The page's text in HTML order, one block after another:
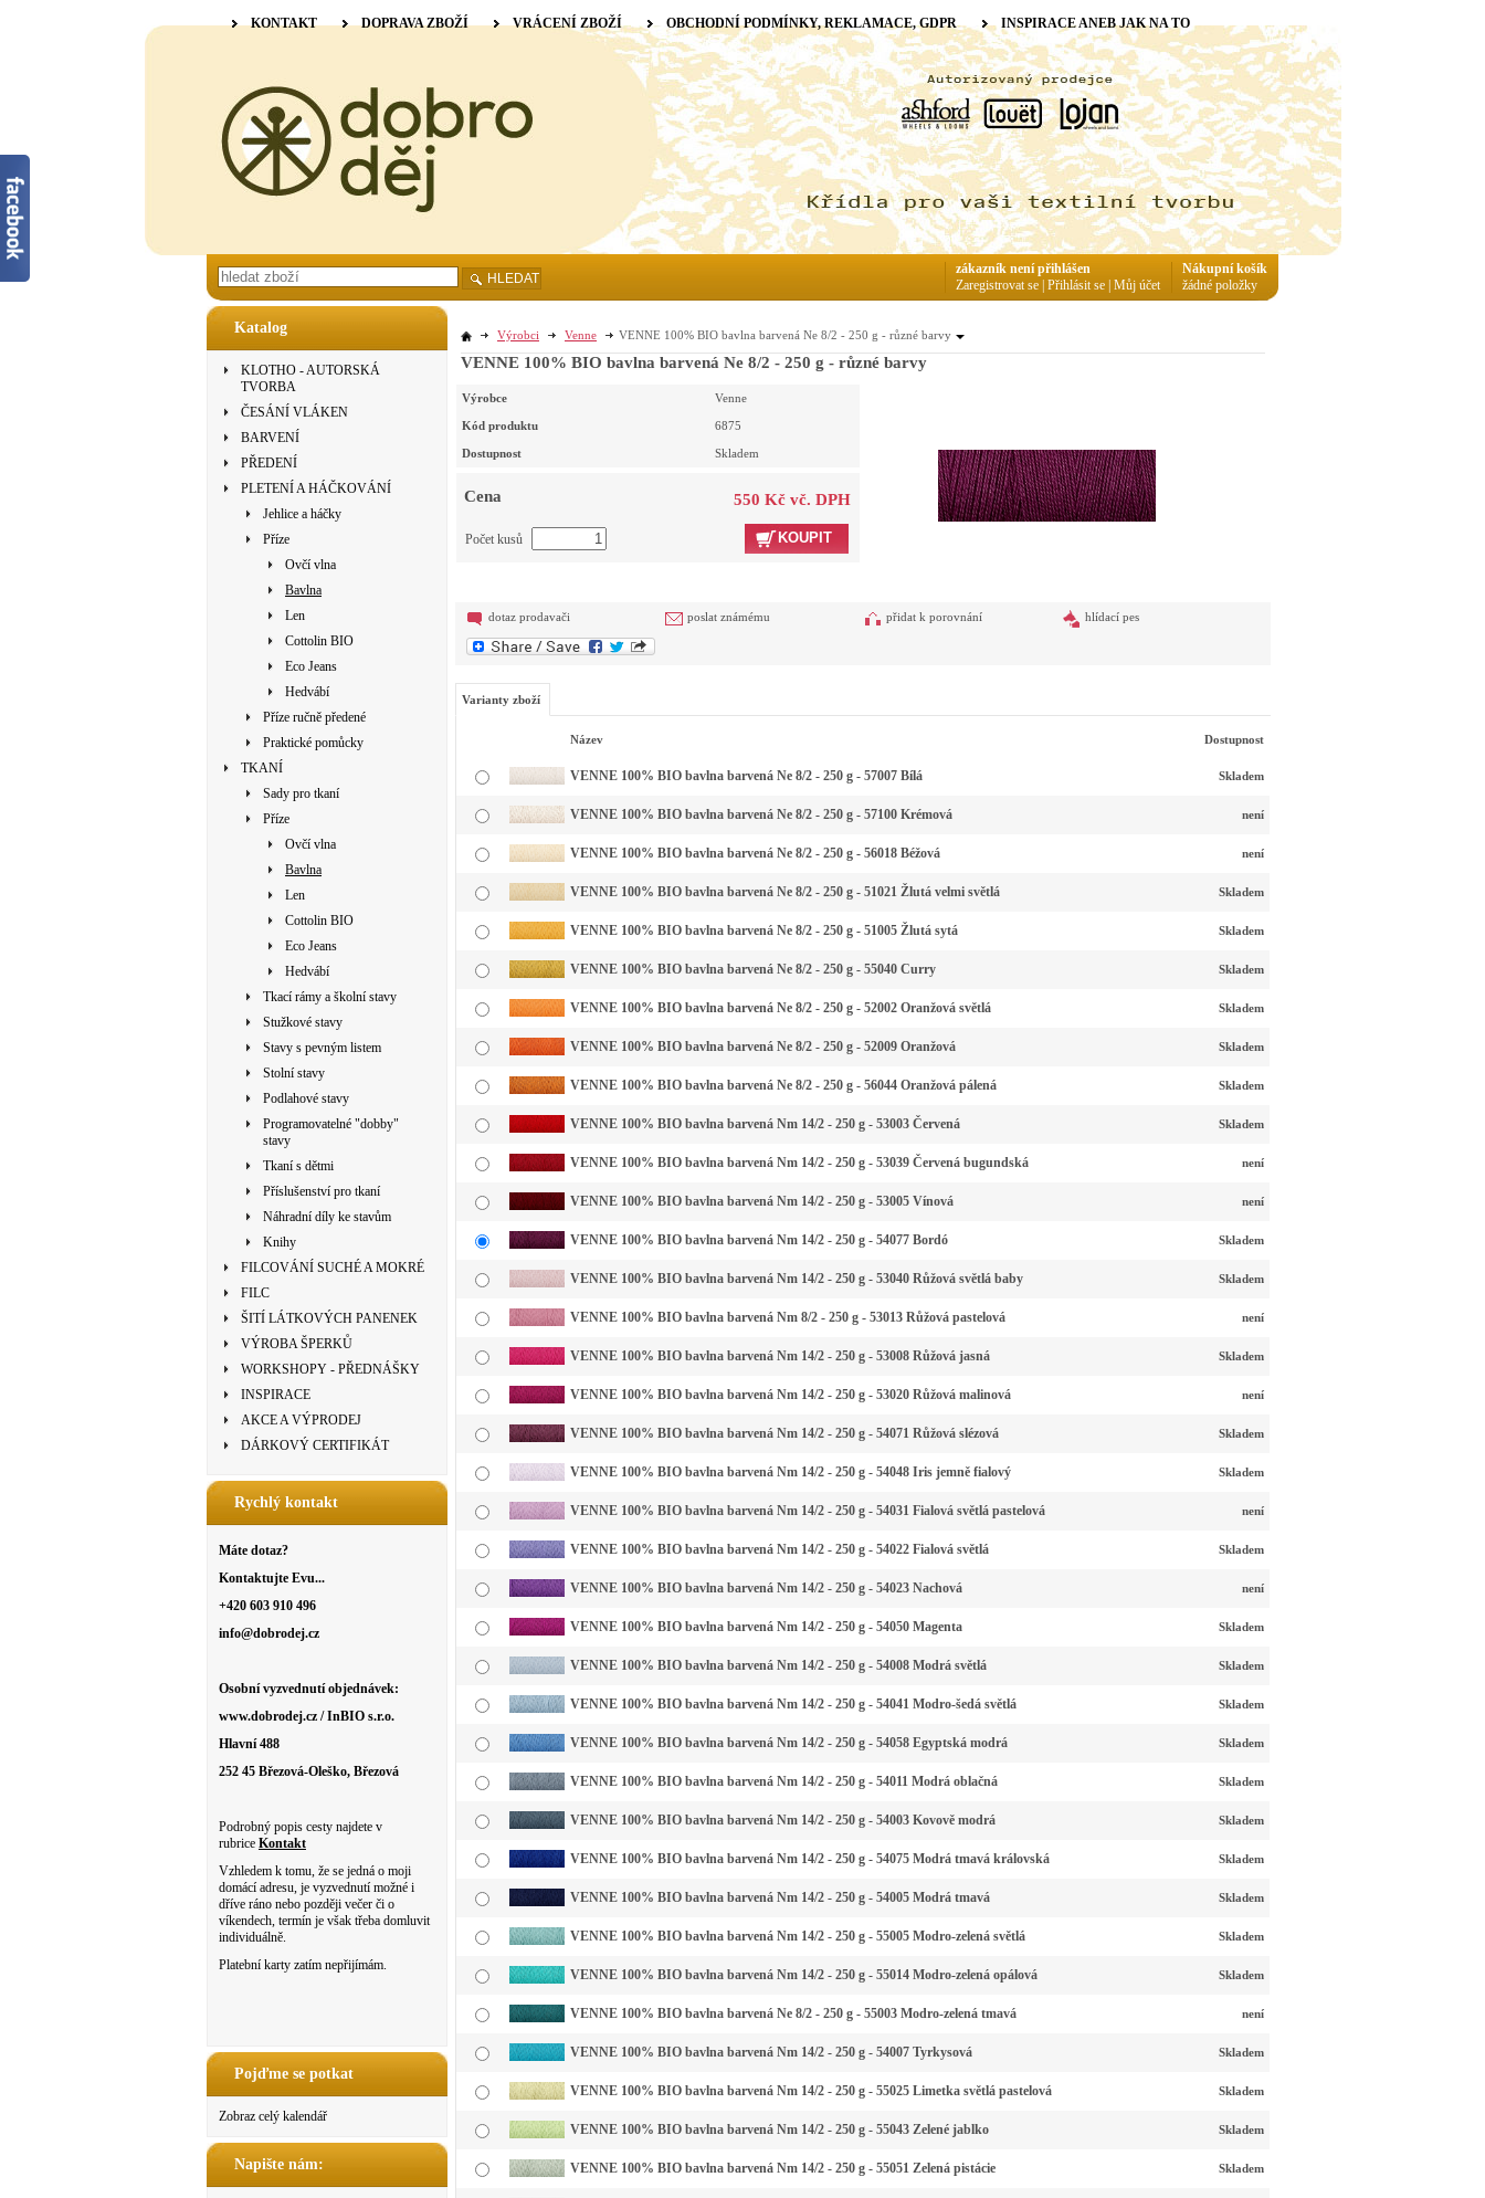
Katalog
KLOTHO - AUTORSKÁ
TVORBA
ČESÁNÍ VLÁKEN
BARVENÍ
PŘEDENÍ
PLETENÍ A HÁČKOVÁNÍ
Jehlice a háčky
Příze
Ovčí vlna
Bavlna
Len
Cottolin BIO
Eco Jeans
Hedvábí
Příze ručně předené
Praktické pomůcky
TKANÍ
Sady pro tkaní
Příze
Ovčí vlna
Bavlna
Len
Cottolin BIO
Eco Jeans
Hedvábí
Tkací rámy a školní stavy
Stužkové stavy
Stavy s pevným listem
Stolní stavy
Podlahové stavy
Programovatelné "dobby"
stavy
Tkaní s dětmi
Příslušenství pro tkaní
Náhradní díly ke stavům
Knihy
FILCOVÁNÍ SUCHÉ A MOKRÉ
FILC
ŠITÍ LÁTKOVÝCH PANENEK
VÝROBA ŠPERKŮ
WORKSHOPY - PŘEDNÁŠKY
INSPIRACE
AKCE A VÝPRODEJ
DÁRKOVÝ CERTIFIKÁT
Rychlý kontakt
Máte dotaz?
Kontaktujte Evu...
+420 603 910 496
info@dobrodej.cz
Osobní vyzvednutí objednávek:
www.dobrodej.cz / InBIO s.r.o.
Hlavní 488
252 45 Březová-Oleško, Březová
Podrobný popis cesty najdete v
rubrice Kontakt
Vzhledem k tomu, že se jedná o moji
domácí adresu, je vyzvednutí možné i
dříve ráno nebo později večer či o
víkendech, termín je však třeba domluvit
individuálně.
Platební karty zatím nepřijímám.
Pojďme se potkat
Zobraz celý kalendář
Napište nám:
Výrobci Venne VENNE 100% BIO bavlna barvená Ne 8/2 - 250 g - různé barvy
VENNE 100% BIO bavlna barvená Ne 8/2 - 250 g - různé barvy
Výrobce Venne
Kód produktu 6875
Dostupnost Skladem
Cena 550 Kč vč. DPH
KOUPIT
Počet kusů
dotaz prodavači poslat známému přidat k porovnání hlídací pes
Varianty zboží
Název Dostupnost
VENNE 100% BIO bavlna barvená Ne 8/2 - 250 g - 57007 Bílá Skladem
VENNE 100% BIO bavlna barvená Ne 8/2 - 250 g - 57100 Krémová není
VENNE 100% BIO bavlna barvená Ne 8/2 - 250 g - 56018 Béžová není
VENNE 100% BIO bavlna barvená Ne 8/2 - 250 g - 51021 Žlutá velmi světlá Skladem
VENNE 100% BIO bavlna barvená Ne 8/2 - 250 g - 51005 Žlutá sytá Skladem
VENNE 100% BIO bavlna barvená Ne 8/2 - 250 g - 55040 Curry Skladem
VENNE 100% BIO bavlna barvená Ne 8/2 - 250 g - 52002 Oranžová světlá Skladem
VENNE 100% BIO bavlna barvená Ne 8/2 - 250 g - 52009 Oranžová Skladem
VENNE 100% BIO bavlna barvená Ne 8/2 - 250 g - 56044 Oranžová pálená Skladem
VENNE 100% BIO bavlna barvená Nm 14/2 - 250 g - 53003 Červená Skladem
VENNE 100% BIO bavlna barvená Nm 14/2 - 250 g - 53039 Červená bugundská není
VENNE 100% BIO bavlna barvená Nm 14/2 - 250 g - 53005 Vínová není
VENNE 100% BIO bavlna barvená Nm 14/2 - 250 g - 54077 Bordó Skladem
VENNE 100% BIO bavlna barvená Nm 14/2 - 250 g - 53040 Růžová světlá baby Skladem
VENNE 100% BIO bavlna barvená Nm 8/2 - 250 g - 53013 Růžová pastelová není
VENNE 100% BIO bavlna barvená Nm 14/2 - 250 g - 53008 Růžová jasná Skladem
VENNE 100% BIO bavlna barvená Nm 14/2 - 250 g - 53020 Růžová malinová není
VENNE 100% BIO bavlna barvená Nm 14/2 - 250 g - 54071 Růžová slézová Skladem
VENNE 100% BIO bavlna barvená Nm 14/2 - 250 g - 54048 Iris jemně fialový Skladem
VENNE 100% BIO bavlna barvená Nm 14/2 - 250 g - 54031 Fialová světlá pastelová není
VENNE 100% BIO bavlna barvená Nm 14/2 - 250 g - 54022 Fialová světlá Skladem
VENNE 100% BIO bavlna barvená Nm 14/2 - 250 g - 54023 Nachová není
VENNE 100% BIO bavlna barvená Nm 14/2 - 250 g - 54050 Magenta Skladem
VENNE 100% BIO bavlna barvená Nm 14/2 - 250 g - 54008 Modrá světlá Skladem
VENNE 100% BIO bavlna barvená Nm 14/2 - 250 g - 54041 Modro-šedá světlá Skladem
VENNE 100% BIO bavlna barvená Nm 14/2 - 250 g - 54058 Egyptská modrá Skladem
VENNE 100% BIO bavlna barvená Nm 14/2 - 250 g - 54011 Modrá oblačná Skladem
VENNE 100% BIO bavlna barvená Nm 14/2 - 250 g - 54003 Kovově modrá Skladem
VENNE 100% BIO bavlna barvená Nm 14/2 - 250 g - 54075 Modrá tmavá královská Skladem
VENNE 100% BIO bavlna barvená Nm 14/2 - 250 g - 54005 Modrá tmavá Skladem
VENNE 100% BIO bavlna barvená Nm 14/2 - 250 g - 55005 Modro-zelená světlá Skladem
VENNE 100% BIO bavlna barvená Nm 14/2 - 250 g - 55014 Modro-zelená opálová Skladem
VENNE 100% BIO bavlna barvená Ne 8/2 - 250 g - 55003 Modro-zelená tmavá není
VENNE 100% BIO bavlna barvená Nm 14/2 - 250 g - 54007 Tyrkysová Skladem
VENNE 100% BIO bavlna barvená Nm 14/2 - 250 g - 55025 Limetka světlá pastelová Skladem
VENNE 100% BIO bavlna barvená Nm 14/2 - 250 g - 55043 Zelené jablko Skladem
VENNE 100% BIO bavlna barvená Nm 14/2 - 250 g - 55051 Zelená pistácie Skladem
KONTAKT DOPRAVA ZBOŽÍ VRÁCENÍ ZBOŽÍ OBCHODNÍ PODMÍNKY, REKLAMACE, GDPR INSPIRACE ANEB JAK NA TO
HLEDAT
Nákupní košík
žádné položky
zákazník není přihlášen
Zaregistrovat se Přihlásit se Můj účet